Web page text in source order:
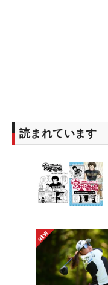
読まれています